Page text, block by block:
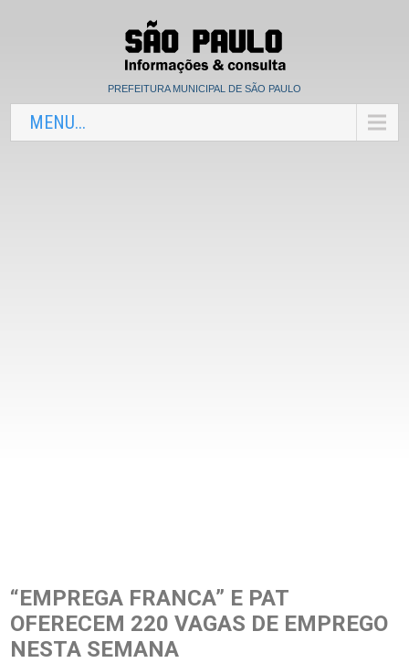
PREFEITURA MUNICIPAL DE SÃO PAULO
MENU...
“EMPREGA FRANCA” E PAT
OFERECEM 220 VAGAS DE EMPREGO
NESTA SEMANA